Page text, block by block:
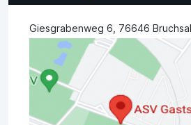
Giesgrabenweg 6, 76646 Bruchsal